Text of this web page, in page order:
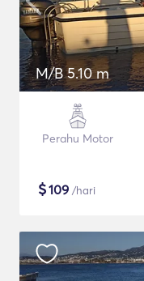
M/B 5.10 m
Perahu Motor
$109 /hari